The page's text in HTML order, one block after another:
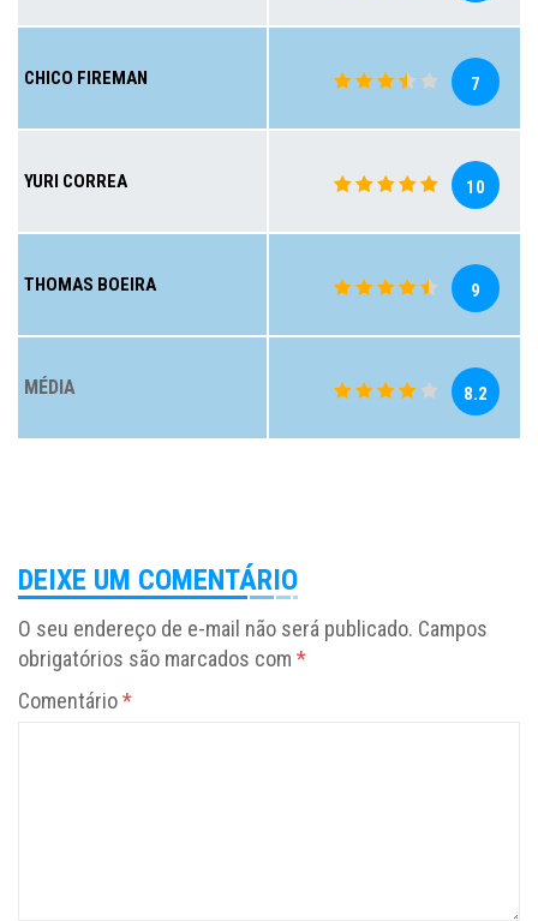
CHICO FIREMAN 7
YURI CORREA 10
THOMAS BOEIRA 9
MÉDIA 8.2
DEIXE UM COMENTÁRIO
O seu endereço de e-mail não será publicado. Campos
obrigatórios são marcados com *
Comentário*